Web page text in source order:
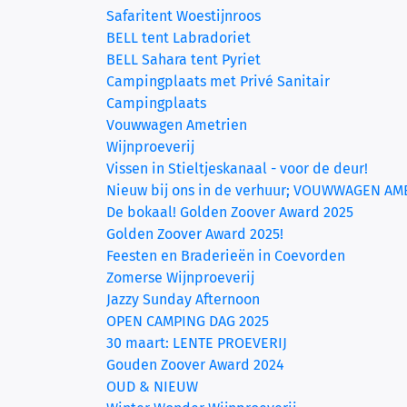
Safaritent Woestijnroos
BELL tent Labradoriet
BELL Sahara tent Pyriet
Campingplaats met Privé Sanitair
Campingplaats
Vouwwagen Ametrien
Wijnproeverij
Vissen in Stieltjeskanaal - voor de deur!
Nieuw bij ons in de verhuur; VOUWWAGEN
De bokaal! Golden Zoover Award 2025
Golden Zoover Award 2025!
Feesten en Braderieën in Coevorden
Zomerse Wijnproeverij
Jazzy Sunday Afternoon
OPEN CAMPING DAG 2025
30 maart: LENTE PROEVERIJ
Gouden Zoover Award 2024
OUD & NIEUW